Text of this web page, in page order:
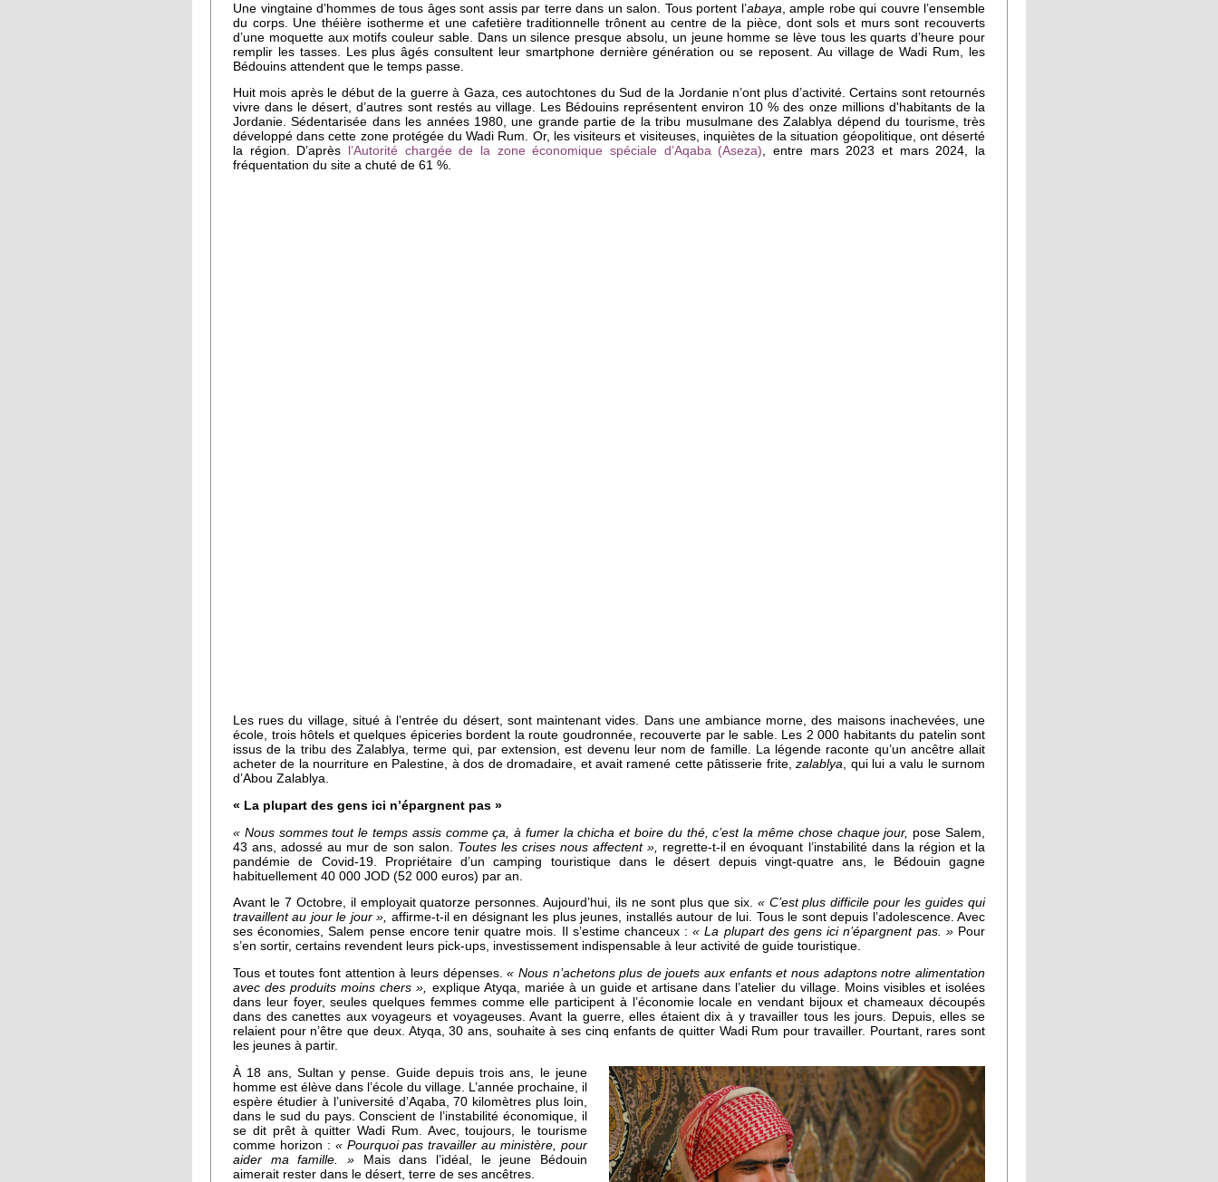
Une vingtaine d’hommes de tous âges sont assis par terre dans un salon. Tous portent l’abaya , ample robe qui couvre l’ensemble
du corps. Une théière isotherme et une cafetière traditionnelle trônent au centre de la pièce, dont sols et murs sont recouverts
d’une moquette aux motifs couleur sable. Dans un silence presque absolu, un jeune homme se lève tous les quarts d’heure pour
remplir les tasses. Les plus âgés consultent leur smartphone dernière génération ou se reposent. Au village de Wadi Rum, les
Bédouins attendent que le temps passe.
Huit mois après le début de la guerre à Gaza, ces autochtones du Sud de la Jordanie n’ont plus d’activité. Certains sont retournés
vivre dans le désert, d’autres sont restés au village. Les Bédouins représentent environ 10 % des onze millions d'habitants de la
Jordanie. Sédentarisée dans les années 1980, une grande partie de la tribu musulmane des Zalablya dépend du tourisme, très
développé dans cette zone protégée du Wadi Rum. Or, les visiteurs et visiteuses, inquiètes de la situation géopolitique, ont déserté
la région. D’après
l’Autorité chargée de la zone économique spéciale d’Aqaba (Aseza), entre mars 2023 et mars 2024, la
fréquentation du site a chuté de 61 %.
Les rues du village, situé à l’entrée du désert, sont maintenant vides. Dans une ambiance morne, des maisons inachevées, une
école, trois hôtels et quelques épiceries bordent la route goudronnée, recouverte par le sable. Les 2 000 habitants du patelin sont
issus de la tribu des Zalablya, terme qui, par extension, est devenu leur nom de famille. La légende raconte qu’un ancêtre allait
acheter de la nourriture en Palestine, à dos de dromadaire, et avait ramené cette pâtisserie frite,zalablya, qui lui a valu le surnom
d’Abou Zalablya.
« La plupart des gens ici n’épargnent pas »
« Nous sommes tout le temps assis comme ça, à fumer la chicha et boire du thé, c’est la même chose chaque jour, pose Salem,
43 ans, adossé au mur de son salon. Toutes les crises nous affectent »,
regrette-t-il en évoquant l’instabilité dans la région et la
pandémie de Covid-19. Propriétaire d’un camping touristique dans le désert depuis vingt-quatre ans, le Bédouin gagne
habituellement 40 000 JOD (52 000 euros) par an.
Avant le 7 Octobre, il employait quatorze personnes. Aujourd’hui, ils ne sont plus que six. « C’est plus difficile pour les guides qui
travaillent au jour le jour », affirme-t-il en désignant les plus jeunes, installés autour de lui. Tous le sont depuis l’adolescence. Avec
ses économies, Salem pense encore tenir quatre mois. Il s’estime chanceux :« La plupart des gens ici n’épargnent pas. »Pour
s’en sortir, certains revendent leurs pick-ups, investissement indispensable à leur activité de guide touristique.
Tous et toutes font attention à leurs dépenses.« Nous n’achetons plus de jouets aux enfants et nous adaptons notre alimentation
avec des produits moins chers », explique Atyqa, mariée à un guide et artisane dans l’atelier du village. Moins visibles et isolées
dans leur foyer, seules quelques femmes comme elle participent à l’économie locale en vendant bijoux et chameaux découpés
dans des canettes aux voyageurs et voyageuses. Avant la guerre, elles étaient dix à y travailler tous les jours. Depuis, elles se
relaient pour n’être que deux. Atyqa, 30 ans, souhaite à ses cinq enfants de quitter Wadi Rum pour travailler. Pourtant, rares sont
les jeunes à partir.
À 18 ans, Sultan y pense. Guide depuis trois ans, le jeune
homme est élève dans l’école du village. L’année prochaine, il
espère étudier à l’université d’Aqaba, 70 kilomètres plus loin,
dans le sud du pays. Conscient de l’instabilité économique, il
se dit prêt à quitter Wadi Rum. Avec, toujours, le tourisme
comme horizon : « Pourquoi pas travailler au ministère, pour
aider ma famille. » Mais dans l’idéal, le jeune Bédouin
aimerait rester dans le désert, terre de ses ancêtres.